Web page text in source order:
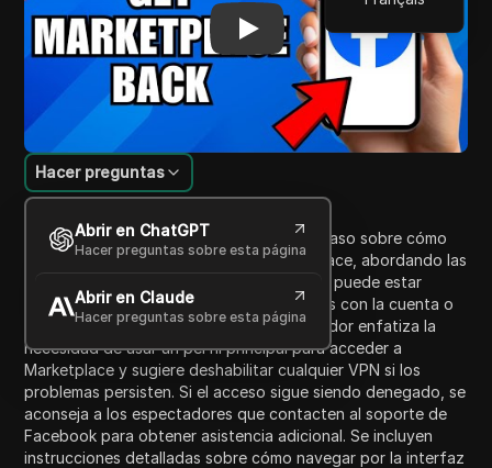
Introducción al contenido
Hacer preguntas
Abrir en ChatGPT
Hacer preguntas sobre esta página
Abrir en Claude
Hacer preguntas sobre esta página
Este video proporciona una guía paso a paso sobre cómo
recuperar el acceso a Facebook Marketplace, abordando las
razones comunes por las cuales el acceso puede estar
restringido o suspendido, como problemas con la cuenta o
el uso de un perfil secundario. El presentador enfatiza la
necesidad de usar un perfil principal para acceder a
Marketplace y sugiere deshabilitar cualquier VPN si los
problemas persisten. Si el acceso sigue siendo denegado, se
aconseja a los espectadores que contacten al soporte de
Facebook para obtener asistencia adicional. Se incluyen
instrucciones detalladas sobre cómo navegar por la interfaz